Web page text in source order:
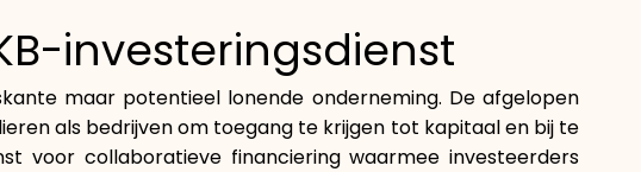
Voorwaarden voor
claimtoewijzing
investeringsdienst
maar potentieel lonende onderneming. De afgelopen
als bedrijven om toegang te krijgen tot kapitaal en bij te
voor collaboratieve financiering waarmee investeerders